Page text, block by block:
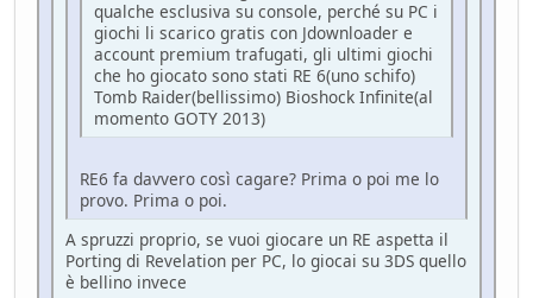
qualche esclusiva su console, perché su PC i
giochi li scarico gratis con Jdownloader e
account premium trafugati, gli ultimi giochi
che ho giocato sono stati RE 6(uno schifo)
Tomb Raider(bellissimo) Bioshock Infinite(al
momento GOTY 2013)
RE6 fa davvero così cagare? Prima o poi me lo
provo. Prima o poi.
A spruzzi proprio, se vuoi giocare un RE aspetta il
Porting di Revelation per PC, lo giocai su 3DS quello
è bellino invece